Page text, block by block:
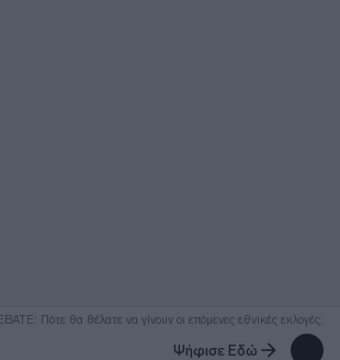
Πότε θα θέλατε να γίνουν οι επόμενες εθνικές εκλογές;
Ψήφισε Εδώ